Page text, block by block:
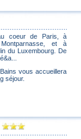
coeur de Paris, à
et à
du Luxembourg. De
vous accueillera
séjour.